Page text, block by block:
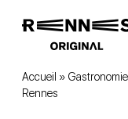
Accueil » Gastronomie
Rennes